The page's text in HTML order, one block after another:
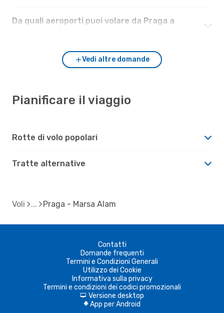
Da quali aeroporti puoi volare da Praga a
Vedi altre domande
Pianificare il viaggio
Rotte di volo popolari
Tratte alternative
Voli Praga - Marsa Alam
Contatti
Domande frequenti
Termini e Condizioni Generali
Utilizzo dei Cookie
Informativa sulla privacy
Termini e condizioni dei codici promozionali
d Versione desktop
A App per Android